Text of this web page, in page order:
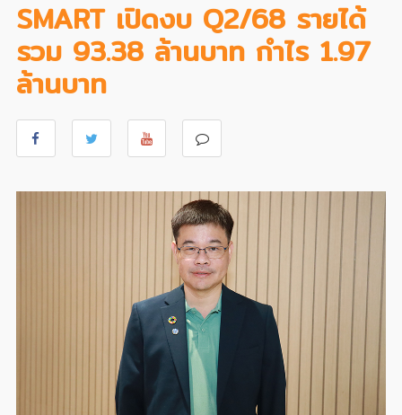
SMART เปิดงบ Q2/68 รายได้
รวม 93.38 ล้านบาท กำไร 1.97
ล้านบาท